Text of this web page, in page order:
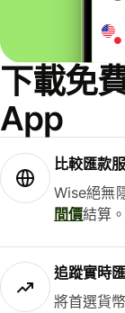
下載免
App
比較匯款
Wise絕無
間價結算。
追蹤實時
將首選貨